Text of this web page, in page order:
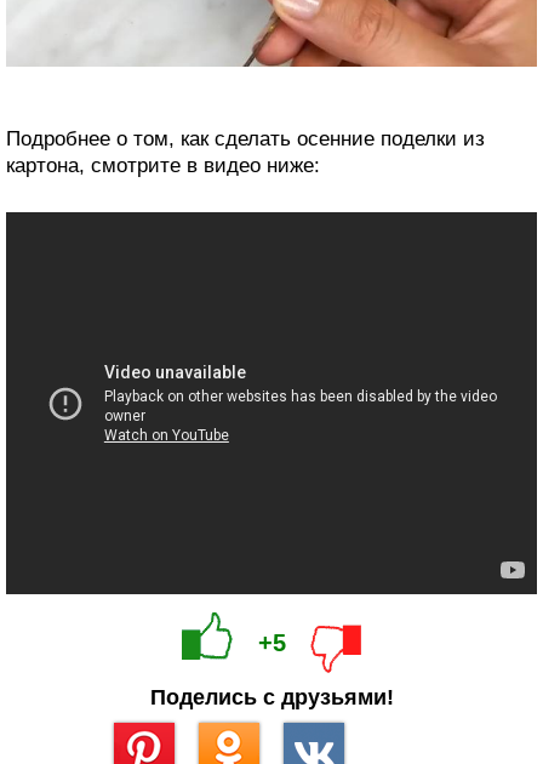
Подробнее о том, как сделать осенние поделки из
картона, смотрите в видео ниже:
+5
Поделись с друзьями!